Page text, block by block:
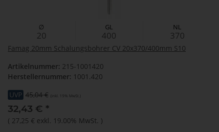
∅
20
GL
400
NL
370
Famag 20mm Schalungsbohrer CV 20x370/400mm S10
Artikelnummer: 215-1001420
Herstellernummer: 1001.420
UVP 45,04 € (inkl. 19% MwSt.)
32,43 € *
( 27,25 € exkl. 19.00% MwSt. )